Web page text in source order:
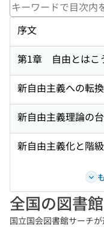
序文
第1章 自由とはこ
新自由主義への転
新自由主義理論の
新自由主義化と階
全国の図書
国立国会図書館サーチ